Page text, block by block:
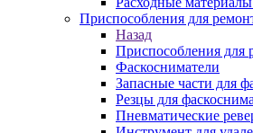
Приспособления для
Назад
Приспособления для
Фаскосниматели
Запасные части для
Резцы для
Пневматические